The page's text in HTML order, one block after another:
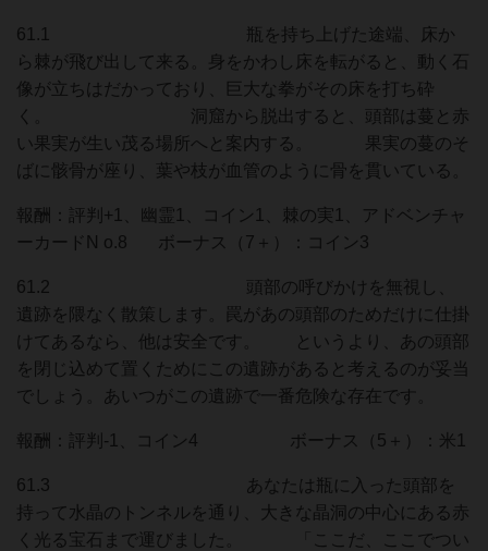
61.1 瓶を持ち上げた途端、床か
ら棘が飛び出して来る。身をかわし床を転がると、動く石
像が立ちはだかっており、巨大な拳がその床を打ち砕
く。 洞窟から脱出すると、頭部は蔓と赤
い果実が生い茂る場所へと案内する。 果実の蔓のそ
ばに骸骨が座り、葉や枝が血管のように骨を貫いている。
報酬：評判+1、幽霊1、コイン1、棘の実1、アドベンチャ
ーカードN o.8 ボーナス（7＋）：コイン3
61.2 頭部の呼びかけを無視し、
遺跡を隈なく散策します。罠があの頭部のためだけに仕掛
けてあるなら、他は安全です。 というより、あの頭部
を閉じ込めて置くためにこの遺跡があると考えるのが妥当
でしょう。あいつがこの遺跡で一番危険な存在です。
報酬：評判-1、コイン4 ボーナス（5＋）：米1
61.3 あなたは瓶に入った頭部を
持って水晶のトンネルを通り、大きな晶洞の中心にある赤
く光る宝石まで運びました。 「ここだ、ここでつい